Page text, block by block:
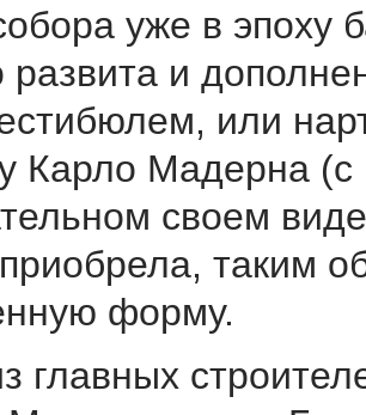
уже в эпоху
развита и
или
Карло Мадерна (с
своем
таким
форму.
главных